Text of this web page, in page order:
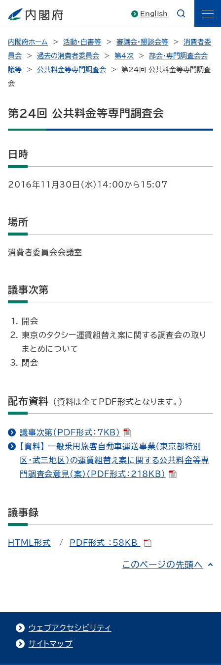
English
内閣府ホーム 活動・白書等 審議会・懇談会等
消費者委
員会
過去の消費者委員会 第4次
部会・専門調査会会
議等
公共料金等専門調査会
第24回 公共料金等専門調査
会
第24回 公共料金等専門調査会
日時
2016年11月30日（水）14:00から15:07
場所
消費者委員会会議室
議事次第
開会
東京のタクシー運賃組替え案に関する調査会の取り
まとめについて
閉会
配布資料 （資料は全てPDF形式となります。）
議事次第（PDF形式：7KB）
【資料】 一般乗用旅客自動車運送事業（東京都特別
区・武三地区）の運賃組替え案に関する公共料金等専
門調査会意見(案）（PDF形式：218KB）
議事録
HTML形式 / PDF形式 ：58KB
このページの先頭へ
ウェブアクセシビリティ
サイトマップ